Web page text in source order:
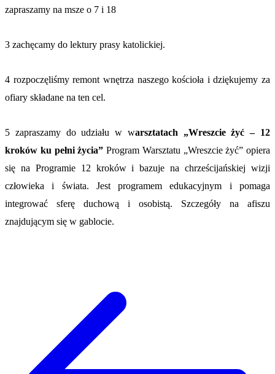
zapraszamy na msze o 7 i 18
3 zachęcamy do lektury prasy katolickiej.
4 rozpoczęliśmy remont wnętrza naszego kościoła i dziękujemy za
ofiary składane na ten cel.
5 zapraszamy do udziału w warsztatach „Wreszcie żyć – 12
kroków ku pełni życia” Program Warsztatu „Wreszcie żyć” opiera
się na Programie 12 kroków i bazuje na chrześcijańskiej wizji
człowieka i świata. Jest programem edukacyjnym i pomaga
integrować sferę duchową i osobistą. Szczegóły na afiszu
znajdującym się w gablocie.